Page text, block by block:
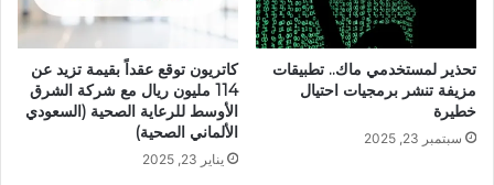
تحذير لمستخدمي ماك.. تطبيقات
مزيفة تنشر برمجيات احتيال
خطيرة
سبتمبر 23, 2025
كاتريون توقع عقداً بقيمة تزيد عن
114 مليون ريال مع شركة الشرق
الأوسط للرعاية الصحية (السعودي
الألماني الصحية)
يناير 23, 2025